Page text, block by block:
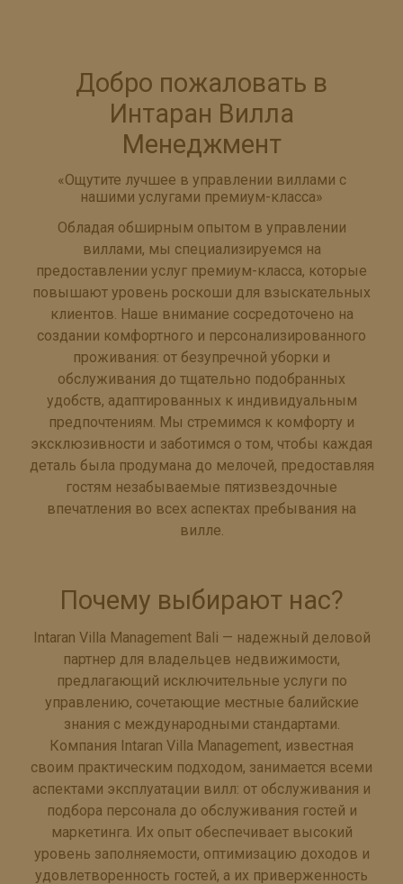
Добро пожаловать в
Интаран Вилла
Менеджмент
«Ощутите лучшее в управлении виллами с
нашими услугами премиум-класса»
Обладая обширным опытом в управлении
виллами, мы специализируемся на
предоставлении услуг премиум-класса, которые
повышают уровень роскоши для взыскательных
клиентов. Наше внимание сосредоточено на
создании комфортного и персонализированного
проживания: от безупречной уборки и
обслуживания до тщательно подобранных
удобств, адаптированных к индивидуальным
предпочтениям. Мы стремимся к комфорту и
эксклюзивности и заботимся о том, чтобы каждая
деталь была продумана до мелочей, предоставляя
гостям незабываемые пятизвездочные
впечатления во всех аспектах пребывания на
вилле.
Почему выбирают нас?
Intaran Villa Management Bali — надежный деловой
партнер для владельцев недвижимости,
предлагающий исключительные услуги по
управлению, сочетающие местные балийские
знания с международными стандартами.
Компания Intaran Villa Management, известная
своим практическим подходом, занимается всеми
аспектами эксплуатации вилл: от обслуживания и
подбора персонала до обслуживания гостей и
маркетинга. Их опыт обеспечивает высокий
уровень заполняемости, оптимизацию доходов и
удовлетворенность гостей, а их приверженность